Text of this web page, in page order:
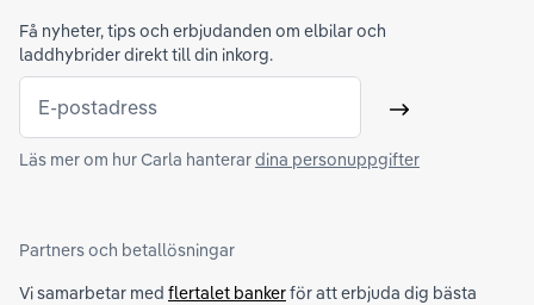
Få nyheter, tips och erbjudanden om elbilar och
laddhybrider direkt till din inkorg.
E-postadress Skicka
Läs mer om hur Carla hanterardina personuppgifter
Partners och betallösningar
Vi samarbetar med flertalet bankerför att erbjuda dig bästa